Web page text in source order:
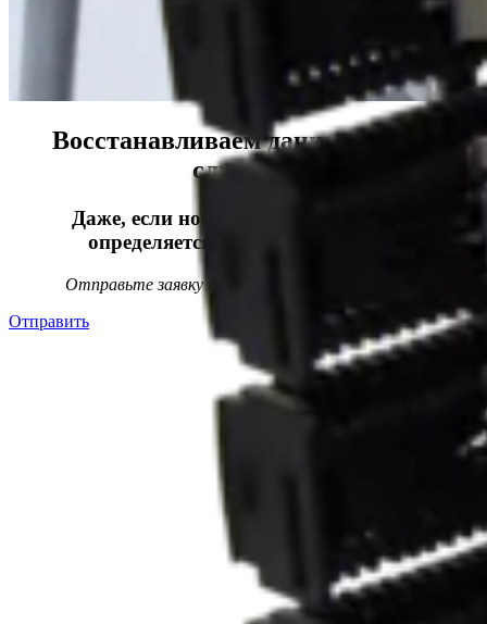
Восстанавливаем данные в 98%
случаев!
Даже, если носитель информации не
определяется, стучит или пищит.
Отправьте заявку на
Отправить